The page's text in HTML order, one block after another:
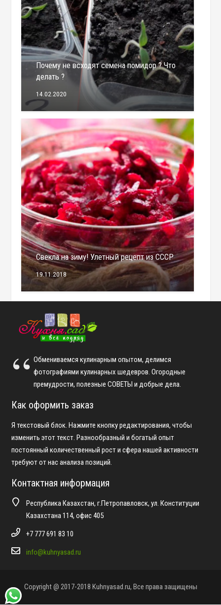
Почему не всходят семена помидор ? Что
делать ?
14.02.2020
Свекла на зиму! Улетный рецепт из СССР
19.11.2018
Обмениваемся кулинарным опытом, делимся
фотографиями кулинарных шедевров. Огородные
премудрости, полезные СОВЕТЫ и добрые дела.
Как оформить заказ
Я текстовый блок. Нажмите кнопку редактирования, чтобы
изменить этот текст. Разнообразный и богатый опыт
постоянный количественный рост и сфера нашей активности
требуют от нас анализа позиций.
Контактная информация
Республика Казахстан, г.Петропавловск, ул. Конституции
Казахстана 114, офис 405
+7 777 691 83 10
info@kuhnyasad.ru
Copyright @ 2017-2018 Kuhnyasad.ru, Все права защищены